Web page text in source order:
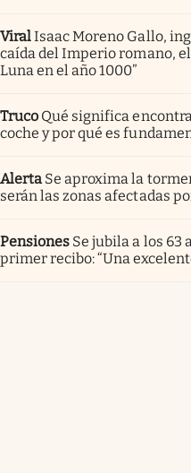
ViralIsaac Moreno Gallo,
caída del Imperio romano,
Luna en el año 1000”
Truco Qué significa
coche y por qué es
Alerta Se aproxima la
serán las zonas afectadas
Pensiones Se jubila a los 63
primer recibo: “Una